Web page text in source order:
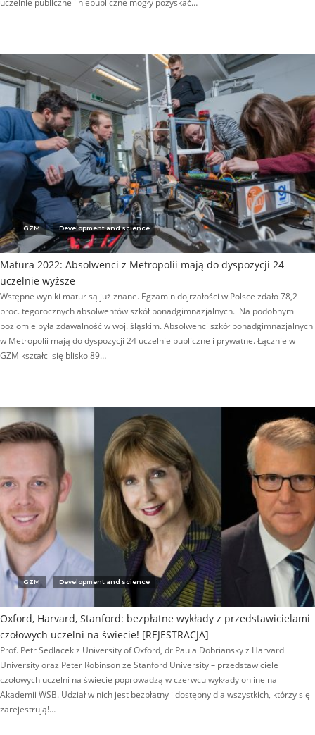
uczelnie publiczne i niepubliczne mogły pozyskać…
GZM Development and science
Matura 2022: Absolwenci z Metropolii mają do dyspozycji 24
uczelnie wyższe
Wstępne wyniki matur są już znane. Egzamin dojrzałości w Polsce zdało 78,2
proc. tegorocznych absolwentów szkół ponadgimnazjalnych. Na podobnym
poziomie była zdawalność w woj. śląskim. Absolwenci szkół ponadgimnazjalnych
w Metropolii mają do dyspozycji 24 uczelnie publiczne i prywatne. Łącznie w
GZM kształci się blisko 89…
GZM Development and science
Oxford, Harvard, Stanford: bezpłatne wykłady z przedstawicielami
czołowych uczelni na świecie! [REJESTRACJA]
Prof. Petr Sedlacek z University of Oxford, dr Paula Dobriansky z Harvard
University oraz Peter Robinson ze Stanford University – przedstawiciele
czołowych uczelni na świecie poprowadzą w czerwcu wykłady online na
Akademii WSB. Udział w nich jest bezpłatny i dostępny dla wszystkich, którzy się
zarejestrują!…